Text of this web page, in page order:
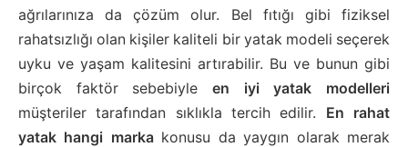
ağrılarınıza da çözüm olur. Bel fıtığı gibi fiziksel
rahatsızlığı olan kişiler kaliteli bir yatak modeli seçerek
uyku ve yaşam kalitesini artırabilir. Bu ve bunun gibi
birçok faktör sebebiyle en iyi yatak modelleri
müşteriler tarafından sıklıkla tercih edilir. En rahat
yatak hangi marka konusu da yaygın olarak merak